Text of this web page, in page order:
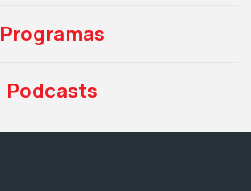
Programas
Podcasts